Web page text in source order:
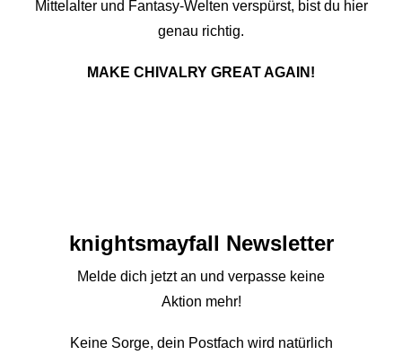
Mittelalter und Fantasy-Welten verspürst, bist du hier
genau richtig.
MAKE CHIVALRY GREAT AGAIN!
knights­mayfall Newsletter
Melde dich jetzt an und verpasse keine
Aktion mehr!
Keine Sorge, dein Postfach wird natürlich